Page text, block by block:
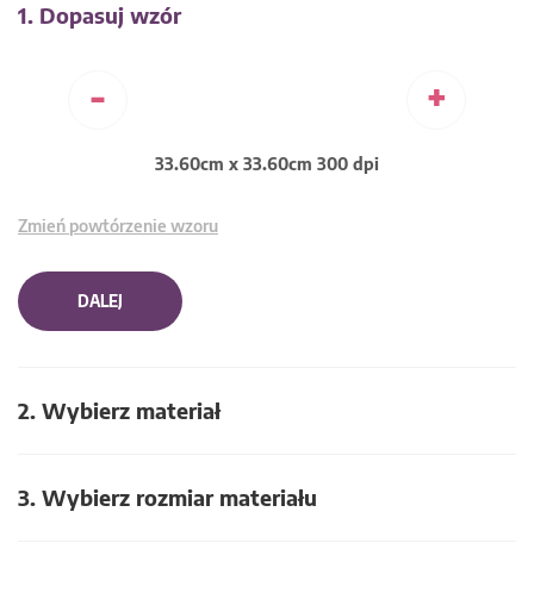
1. Dopasuj wzór
- +
33.60cm x 33.60cm 300 dpi
Zmień powtórzenie wzoru
DALEJ
2. Wybierz materiał
3. Wybierz rozmiar materiału